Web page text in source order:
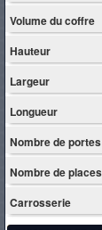
Volume du coffre
Hauteur
Largeur
Longueur
Nombre de portes
Nombre de places
Carrosserie